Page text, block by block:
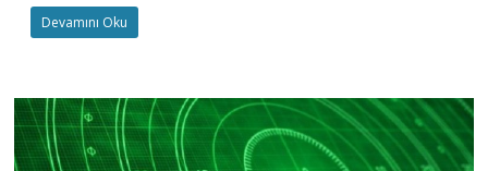
Devamını Oku